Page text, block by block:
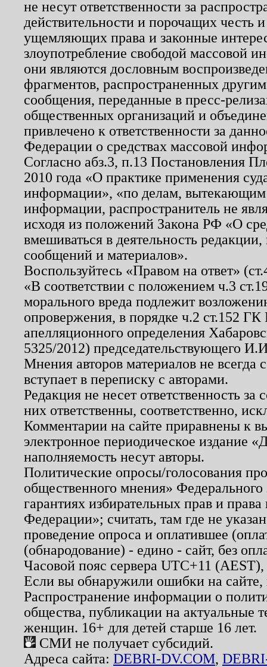
не несут ответственности за
действительности и порочащих честь
ущемляющих права и законные
злоупотребление свободой массовой
они являются дословным
фрагментов, распространенных
сообщения, переданные в пресс-
общественных организаций и
привлечено к ответственности за
Федерации о средствах массовой
Согласно абз.3, п.13 Постановления
2010 года «О практике применения
информации», «по делам, вытекающим
информации, распространитель не
исходя из положений Закона РФ «О
вмешиваться в деятельность
сообщений и материалов».
Воспользуйтесь «Правом на ответ»
«В соответствии с положением ч.3
морального вреда подлежит
опровержения, в порядке ч.2 ст.152
апелляционного определения
5325/2012) председательствующего
Мнения авторов материалов не
вступает в переписку с авторами.
Редакция не несет ответственность
них ответственны, соответственно,
Комментарии на сайте приравнены к
электронное периодическое издание
наполняемость несут авторы.
Политические опросы/голосования
общественного мнения»
гарантиях избирательных прав и
Федерации»; считать, там где не
проведение опроса и оплатившее
(обнародование) - едино - сайт, без
Часовой пояс сервера UTC+11
Если вы обнаружили ошибки на
Распространение информации о
общества, публикации на актуальные
женщин. 16+ для детей старше 16 лет.
СМИ не получает субсидий.
Адреса сайта: DEBRI-DV.COM,